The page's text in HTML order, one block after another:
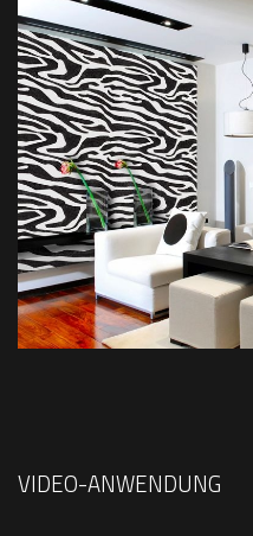
VIDEO-ANWENDUNG